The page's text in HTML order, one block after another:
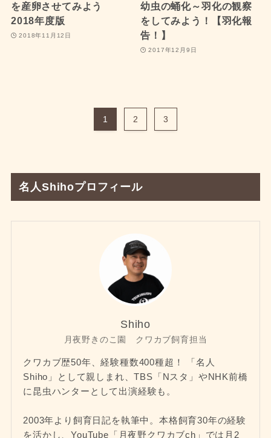
を産卵させてみよう
2018年度版
2018年11月12日
幼虫の蛹化～羽化の観察
をしてみよう！【羽化報
告！】
2017年12月9日
1 2 3
名人Shihoプロフィール
Shiho
月夜野きのこ園 クワカブ飼育担当
クワカブ歴50年、経験種数400種超！ 「名人
Shiho」として親しまれ、TBS「Nスタ」やNHK前橋
に昆虫ハンターとして出演経験も。
2003年より飼育日記を執筆中。本格飼育30年の経験
を活かし、YouTube「月夜野クワカブch」では月2